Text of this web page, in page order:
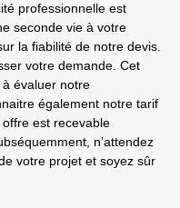
professionnelle est
seconde vie à votre
la fiabilité de notre devis.
votre demande. Cet
évaluer notre
également notre tarif
est recevable
n’attendez
votre projet et soyez sûr